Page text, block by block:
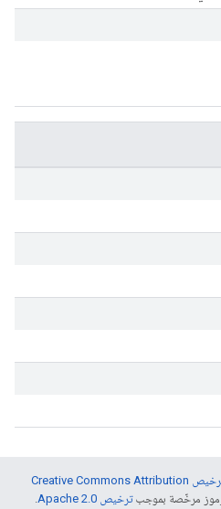
ترخيص Creative Commons Attribution
مرخّصة بموجبترخيص Apache 2.0‏
.